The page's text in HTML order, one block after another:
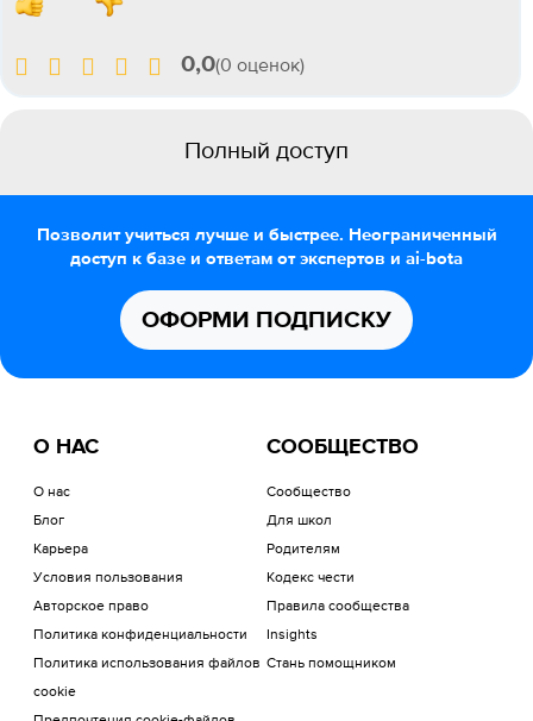
0,0(0 оценок)
Полный доступ
Позволит учиться лучше и быстрее. Неограниченный
доступ к базе и ответам от экспертов и ai-bota
ОФОРМИ ПОДПИСКУ
О НАС
О нас
Блог
Карьера
Условия пользования
Авторское право
Политика конфиденциальности
Политика использования файлов
cookie
СООБЩЕСТВО
Сообщество
Для школ
Родителям
Кодекс чести
Правила сообщества
Insights
Стань помощником